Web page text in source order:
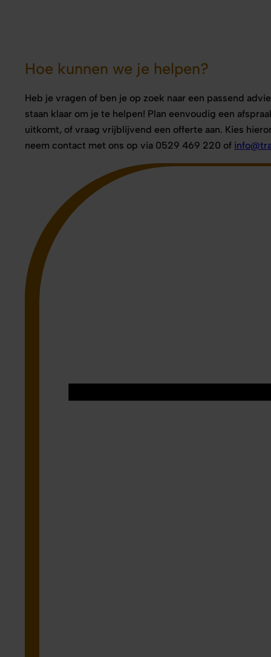
Hoe kunnen we je helpen?
Heb je vragen of ben je op zoek naar een passend
staan klaar om je te helpen! Plan eenvoudig een
uitkomt, of vraag vrijblijvend een offerte aan. Kies
neem contact met ons op via 0529 469 220 of